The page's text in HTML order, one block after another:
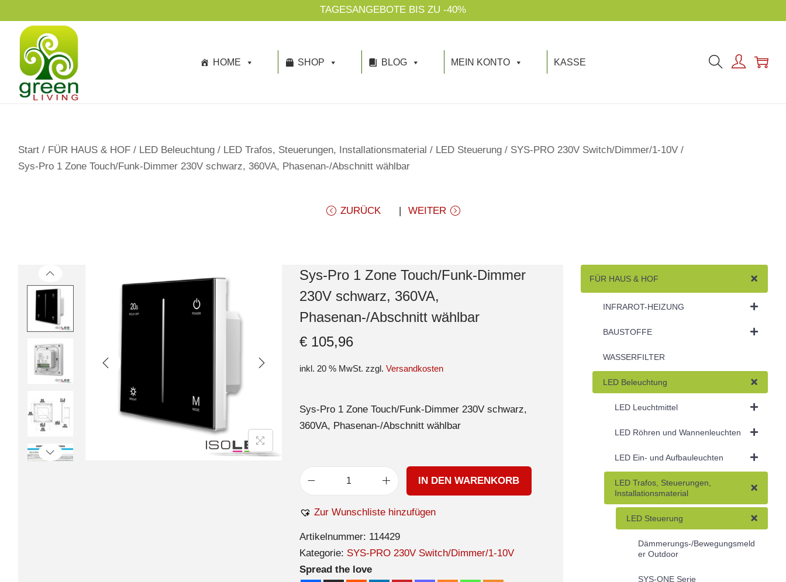
p
HOME SHOP BLOG MEIN KONTO KASSE
Start / FÜR HAUS & HOF / LED Beleuchtung / LED Trafos, Steuerungen, Installationsmaterial / LED Steuerung / SYS-PRO 230V Switch/Dimmer/1-10V /
Sys-Pro 1 Zone Touch/Funk-Dimmer 230V schwarz, 360VA, Phasenan-/Abschnitt wählbar
ZURÜCK WEITER
Sys-Pro 1 Zone Touch/Funk-Dimmer
230V schwarz, 360VA,
Phasenan-/Abschnitt wählbar
€105,96
inkl. 20 % MwSt. zzgl. Versandkosten
Sys-Pro 1 Zone Touch/Funk-Dimmer 230V schwarz,
360VA, Phasenan-/Abschnitt wählbar
IN DEN WARENKORB
Zur Wunschliste hinzufügen
Artikelnummer: 114429
Kategorie: SYS-PRO 230V Switch/Dimmer/1-10V
Spread the love
FÜR HAUS & HOF
INFRAROT-HEIZUNG
BAUSTOFFE
WASSERFILTER
LED Beleuchtung
LED Leuchtmittel
LED Röhren und Wannenleuchten
LED Ein- und Aufbauleuchten
LED Trafos, Steuerungen,
Installationsmaterial
LED Steuerung
Dämmerungs-/Bewegungsmeld
er Outdoor
SYS-ONE Serie